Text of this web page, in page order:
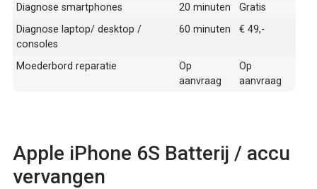
Diagnose smartphones
20 minuten
Gratis
Diagnose laptop/ desktop /
consoles
60 minuten € 49,-
Moederbord reparatie
Op
aanvraag
Op
aanvraag
Apple iPhone 6S Batterij / accu
vervangen